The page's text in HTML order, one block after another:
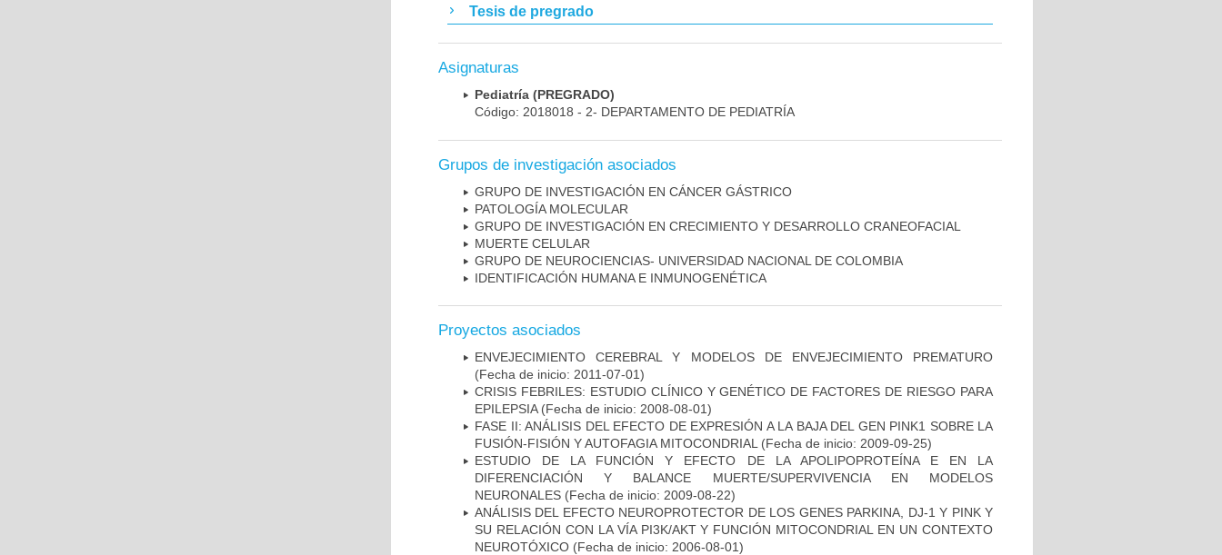
Tesis de pregrado
Asignaturas
Pediatría (PREGRADO)
Código: 2018018 - 2- DEPARTAMENTO DE PEDIATRÍA
Grupos de investigación asociados
GRUPO DE INVESTIGACIÓN EN CÁNCER GÁSTRICO
PATOLOGÍA MOLECULAR
GRUPO DE INVESTIGACIÓN EN CRECIMIENTO Y DESARROLLO CRANEOFACIAL
MUERTE CELULAR
GRUPO DE NEUROCIENCIAS- UNIVERSIDAD NACIONAL DE COLOMBIA
IDENTIFICACIÓN HUMANA E INMUNOGENÉTICA
Proyectos asociados
ENVEJECIMIENTO CEREBRAL Y MODELOS DE ENVEJECIMIENTO PREMATURO
(Fecha de inicio: 2011-07-01)
CRISIS FEBRILES: ESTUDIO CLÍNICO Y GENÉTICO DE FACTORES DE RIESGO PARA
EPILEPSIA(Fecha de inicio: 2008-08-01)
FASE II: ANÁLISIS DEL EFECTO DE EXPRESIÓN A LA BAJA DEL GEN PINK1 SOBRE LA
FUSIÓN-FISIÓN Y AUTOFAGIA MITOCONDRIAL (Fecha de inicio: 2009-09-25)
ESTUDIO DE LA FUNCIÓN Y EFECTO DE LA APOLIPOPROTEÍNA E EN LA
DIFERENCIACIÓN Y BALANCE MUERTE/SUPERVIVENCIA EN MODELOS
NEURONALES (Fecha de inicio: 2009-08-22)
ANÁLISIS DEL EFECTO NEUROPROTECTOR DE LOS GENES PARKINA, DJ-1 Y PINK Y
SU RELACIÓN CON LA VÍA PI3K/AKT Y FUNCIÓN MITOCONDRIAL EN UN CONTEXTO
NEUROTÓXICO (Fecha de inicio: 2006-08-01)